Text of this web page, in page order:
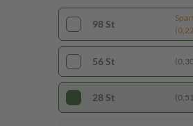
98 St
56 St
28 St